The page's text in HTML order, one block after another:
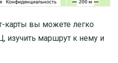
карты вы можете легко
маршрут к нему и